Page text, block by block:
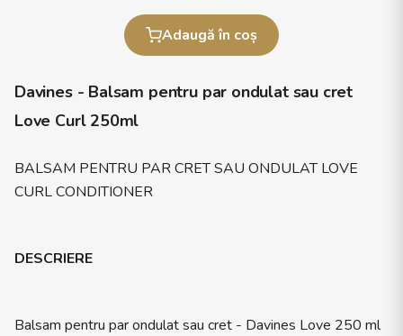
Adaugă în coș
Davines - Balsam pentru par ondulat sau cret
Love Curl 250ml
BALSAM PENTRU PAR CRET SAU ONDULAT LOVE
CURL CONDITIONER
DESCRIERE
Balsam pentru par ondulat sau cret - Davines Love 250 ml